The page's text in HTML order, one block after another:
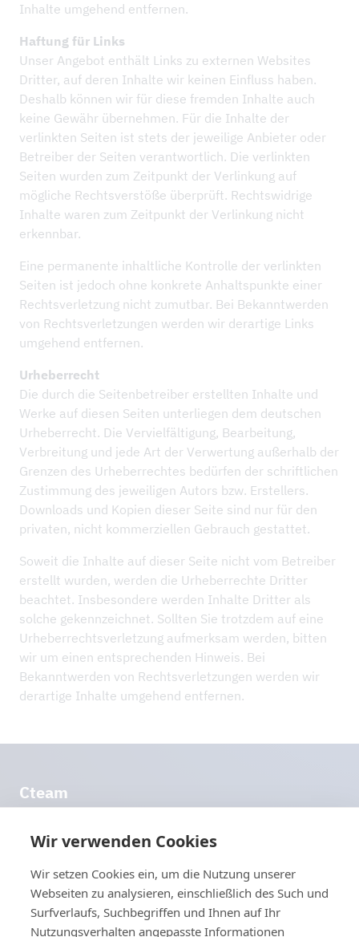
Inhalte umgehend entfernen.
Haftung für Links
Unser Angebot enthält Links zu externen Websites
Dritter, auf deren Inhalte wir keinen Einfluss haben.
Deshalb können wir für diese fremden Inhalte auch
keine Gewähr übernehmen. Für die Inhalte der
verlinkten Seiten ist stets der jeweilige Anbieter oder
Betreiber der Seiten verantwortlich. Die verlinkten
Seiten wurden zum Zeitpunkt der Verlinkung auf
mögliche Rechtsverstöße überprüft. Rechtswidrige
Inhalte waren zum Zeitpunkt der Verlinkung nicht
erkennbar.
Eine permanente inhaltliche Kontrolle der verlinkten
Seiten ist jedoch ohne konkrete Anhaltspunkte einer
Rechtsverletzung nicht zumutbar. Bei Bekanntwerden
von Rechtsverletzungen werden wir derartige Links
umgehend entfernen.
Urheberrecht
Die durch die Seitenbetreiber erstellten Inhalte und
Werke auf diesen Seiten unterliegen dem deutschen
Urheberrecht. Die Vervielfältigung, Bearbeitung,
Verbreitung und jede Art der Verwertung außerhalb der
Grenzen des Urheberrechtes bedürfen der schriftlichen
Zustimmung des jeweiligen Autors bzw. Erstellers.
Downloads und Kopien dieser Seite sind nur für den
privaten, nicht kommerziellen Gebrauch gestattet.
Soweit die Inhalte auf dieser Seite nicht vom Betreiber
erstellt wurden, werden die Urheberrechte Dritter
beachtet. Insbesondere werden Inhalte Dritter als
solche gekennzeichnet. Sollten Sie trotzdem auf eine
Urheberrechtsverletzung aufmerksam werden, bitten
wir um einen entsprechenden Hinweis. Bei
Bekanntwerden von Rechtsverletzungen werden wir
derartige Inhalte umgehend entfernen.
Cteam
DE-88444 Ummendorf
Deutsch­land
Routenplaner
info@​cteam.​com
+49 7351 44098-0
Wir verwenden Cookies
Wir setzen Cookies ein, um die Nutzung unserer
Webseiten zu analysieren, einschließlich des Such und
Surfverlaufs, Suchbegriffen und Ihnen auf Ihr
Nutzungsverhalten angepasste Informationen